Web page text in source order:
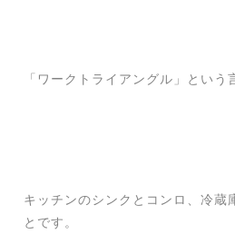
「ワークトライアングル」という
キッチンのシンクとコンロ、冷蔵
とです。